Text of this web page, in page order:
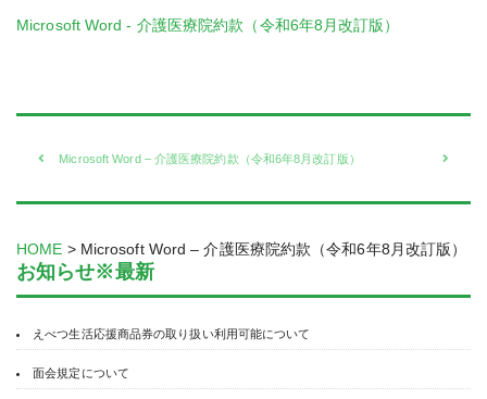
Microsoft Word - 介護医療院約款（令和6年8月改訂版）
Microsoft Word – 介護医療院約款（令和6年8月改訂版）
HOME > Microsoft Word – 介護医療院約款（令和6年8月改訂版）
お知らせ※最新
えべつ生活応援商品券の取り扱い利用可能について
面会規定について